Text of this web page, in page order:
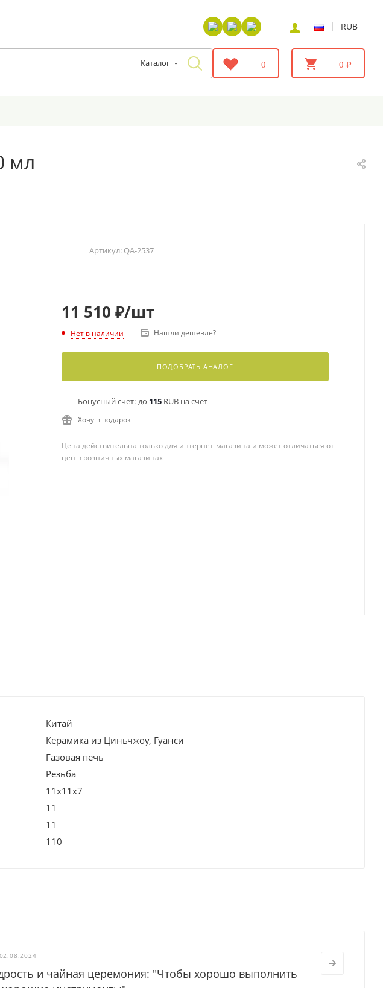
| RUB
Каталог 0 0 ₽
мл
Артикул: QA-2537
11 510 ₽/шт
Нет в наличии Нашли дешевле?
ПОДОБРАТЬ АНАЛОГ
Бонусный счет: до 115RUB на счет
Хочу в подарок
Цена действительна только для интернет-магазина и может отличаться от
цен в розничных магазинах
Китай
Керамика из Циньчжоу, Гуанси
Газовая печь
Резьба
11х11х7
11
11
110
02.08.2024
и чайная церемония: "Чтобы хорошо выполнить